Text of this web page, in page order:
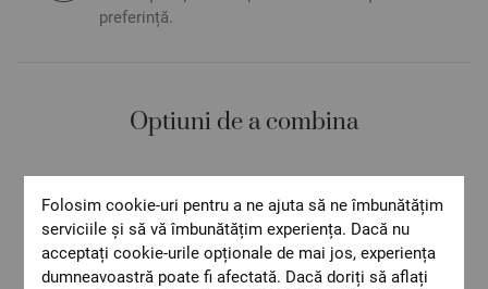
preferință.
Optiuni de a combina
Folosim cookie-uri pentru a ne ajuta să ne îmbunătățim
serviciile și să vă îmbunătățim experiența. Dacă nu
acceptați cookie-urile opționale de mai jos, experiența
dumneavoastră poate fi afectată. Dacă doriți să aflați